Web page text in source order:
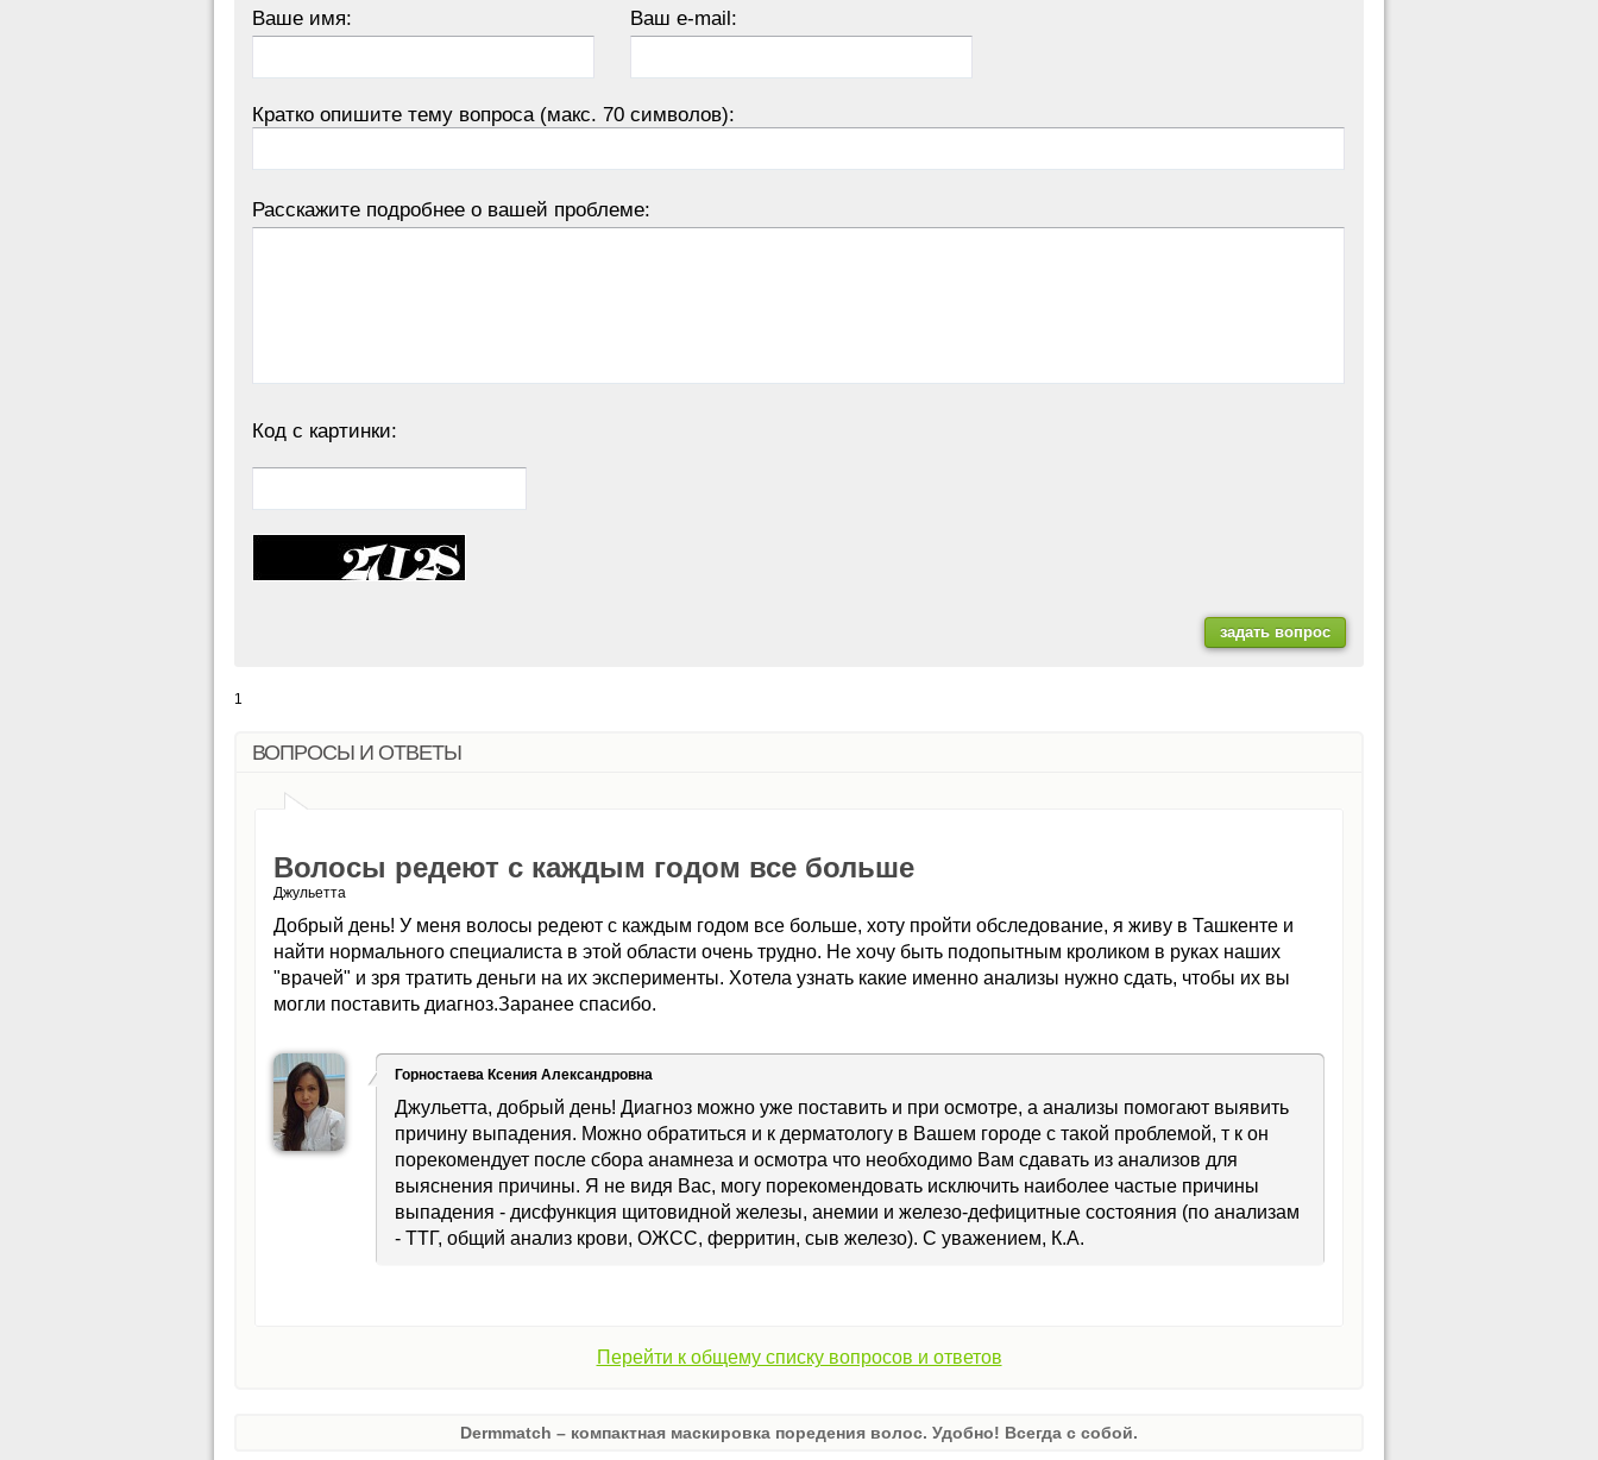
Ваше имя: Ваш e-mail:
Кратко опишите тему вопроса (макс. 70 символов):
Расскажите подробнее о вашей проблеме:
Код с картинки:
1
ВОПРОСЫ И ОТВЕТЫ
Волосы редеют с каждым годом все больше
Джульетта
Добрый день! У меня волосы редеют с каждым годом все больше, хоту пройти обследование, я живу в Ташкенте и
найти нормального специалиста в этой области очень трудно. Не хочу быть подопытным кроликом в руках наших
"врачей" и зря тратить деньги на их эксперименты. Хотела узнать какие именно анализы нужно сдать, чтобы их вы
могли поставить диагноз.Заранее спасибо.
Горностаева Ксения Александровна
Джульетта, добрый день! Диагноз можно уже поставить и при осмотре, а анализы помогают выявить
причину выпадения. Можно обратиться и к дерматологу в Вашем городе с такой проблемой, т к он
порекомендует после сбора анамнеза и осмотра что необходимо Вам сдавать из анализов для
выяснения причины. Я не видя Вас, могу порекомендовать исключить наиболее частые причины
выпадения - дисфункция щитовидной железы, анемии и железо-дефицитные состояния (по анализам
- ТТГ, общий анализ крови, ОЖСС, ферритин, сыв железо). С уважением, К.А.
Перейти к общему списку вопросов и ответов
Dermmatch – компактная маскировка поредения волос. Удобно! Всегда с собой.